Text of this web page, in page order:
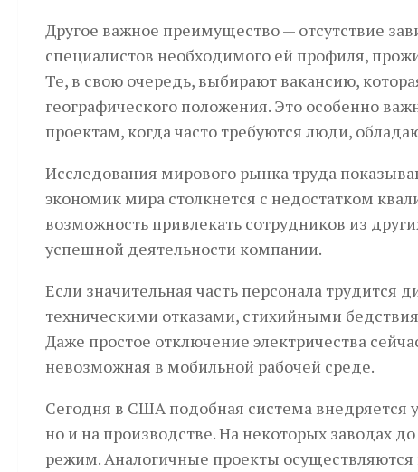
Другое важное преимущество — отсутствие
специалистов необходимого ей профиля,
Те, в свою очередь, выбирают вакансию,
гео­графического положения. Это особенно
проектам, когда часто требуются люди,
Исследования мирового рынка труда
экономик мира столкнется с недостатком
возможность привлекать сотрудников из
успешной деятельности компании.
Если значительная часть персонала трудится
техническими отказами, стихийными
Даже простое отключение электричества
невозможная в мобильной рабочей среде.
Сегодня в США подобная система внедряется
но и на производстве. На некоторых заводах
режим. Аналогичные проекты осуществляются